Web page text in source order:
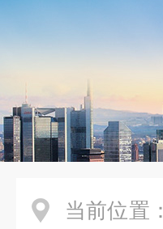
当前位置：